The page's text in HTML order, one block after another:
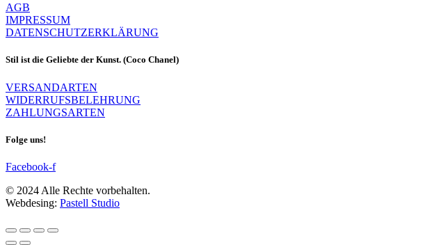
AGB
IMPRESSUM
DATENSCHUTZERKLÄRUNG
Stil ist die Geliebte der Kunst. (Coco Chanel)
VERSANDARTEN
WIDERRUFSBELEHRUNG
ZAHLUNGSARTEN
Folge uns!
Facebook-f
© 2024 Alle Rechte vorbehalten.
Webdesing: Pastell Studio